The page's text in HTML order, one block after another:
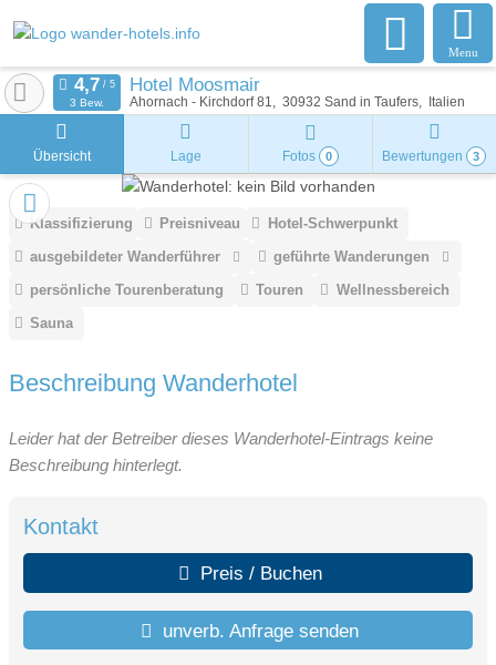
Menu
Hotel Moosmair
Ahornach - Kirchdorf 81 30932 Sand in Taufers Italien
3 Bew.
Übersicht Lage Fotos 0 Bewertungen 3
Klassifizierung Preisniveau
Hotel-Schwerpunkt
ausgebildeter Wanderführer
geführte Wanderungen
persönliche Tourenberatung
Touren
Wellnessbereich
Sauna
Beschreibung Wanderhotel
Leider hat der Betreiber dieses Wanderhotel-Eintrags keine
Beschreibung hinterlegt.
Kontakt
Preis / Buchen
unverb. Anfrage senden